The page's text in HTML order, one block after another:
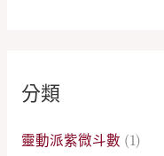
分類
靈動派紫微斗數 (1)